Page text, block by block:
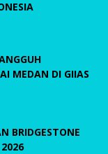
MEDAN DI GIIAS
BRIDGESTONE